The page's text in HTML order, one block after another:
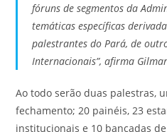
fóruns de segmentos da
temáticas específicas
palestrantes do Pará, de
Internacionais”, afirma
Ao todo serão duas palestras,
fechamento; 20 painéis, 23
institucionais e 10 bancadas